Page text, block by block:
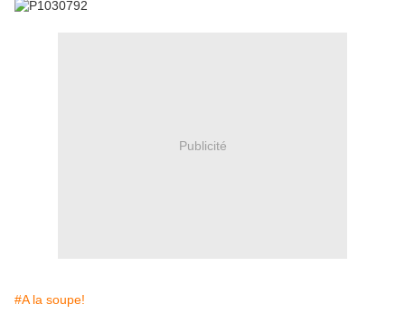
Publicité
#A la soupe!